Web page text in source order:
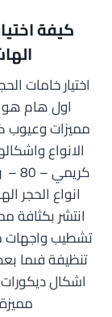
كيفة
اختيار خامات
اول هام
مميزات وعيوب
الانواع
انواع الحجر
انتشر بكثافة
تشطيب واجهات
تنظيفة فىما
اشكال